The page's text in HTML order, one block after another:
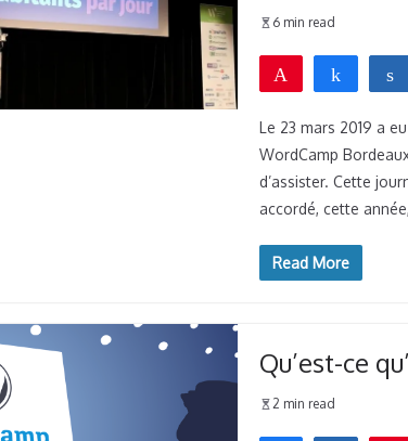
6 min read
Épingle Partagez
Le 23 mars 2019 a
WordCamp
d’assister. Cette
accordé, cette année,
Read More
Qu’est-ce
2 min read